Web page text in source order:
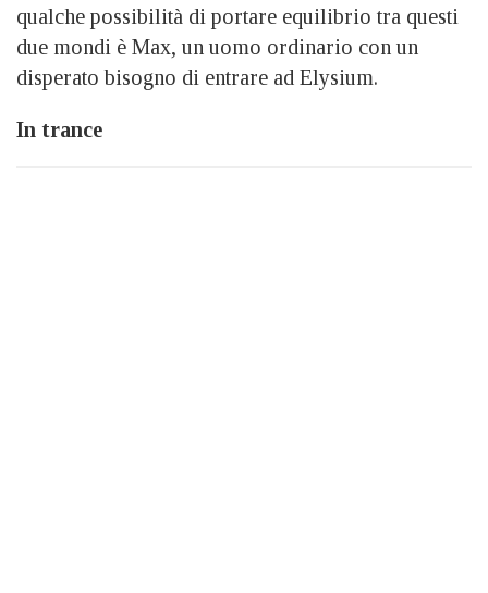
qualche possibilità di portare equilibrio tra questi
due mondi è Max, un uomo ordinario con un
disperato bisogno di entrare ad Elysium.
In trance